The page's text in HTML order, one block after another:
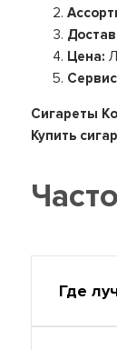
Цена:
Сигареты
Купить
Где